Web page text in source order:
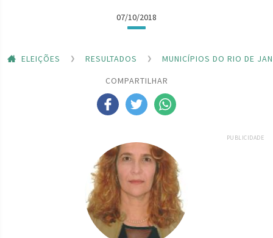
07/10/2018
ELEIÇÕES RESULTADOS
MUNICÍPIOS DO RIO DE
COMPARTILHAR
PUBLICIDADE